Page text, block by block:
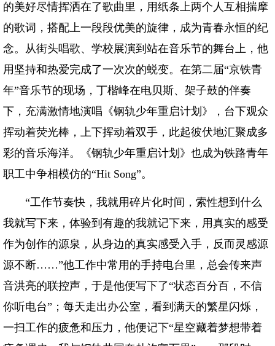
的美好尽情挥洒在了歌曲里，用纸条上两个人互相揣摩
的歌词，搭配上一段段优美的旋律，成为青春永恒的纪
念。从街头唱歌、学校展演到站在音乐节的舞台上，他
用坚持和热爱完成了一次次的蜕变。在第二届“京铁青
年”音乐节的现场，丁楷峰在电贝斯、架子鼓的伴奏
下，充满激情地演唱《钢轨少年重启计划》，台下观众
挥动着荧光棒，上下挥动着双手，此起彼伏地汇聚成多
彩的音乐海洋。《钢轨少年重启计划》也成为铁路青年
职工中争相模仿的“Hit Song”。
“工作节奏快，我就用碎片化时间，索性想到什么
我就写下来，体验到有趣的我就记下来，用真实的感受
作为创作的源泉，从身边的真实感受入手，反而灵感源
源不断……”他工作中常用的手持电台里，总会传来声
音洪亮的联控声，于是他便写下了“状态百分百，不信
你听电台”；每天走出办公室，看到满天的繁星闪烁，
一扫工作的疲惫和压力，他便记下“星空藏着梦想带着